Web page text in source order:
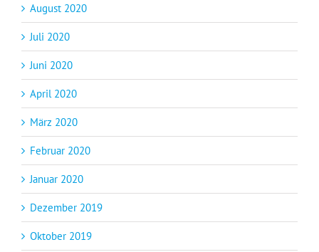
August 2020
Juli 2020
Juni 2020
April 2020
März 2020
Februar 2020
Januar 2020
Dezember 2019
Oktober 2019